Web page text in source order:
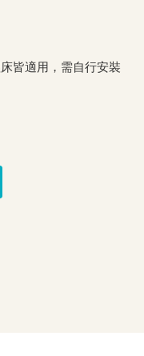
皆適用，需自行安裝